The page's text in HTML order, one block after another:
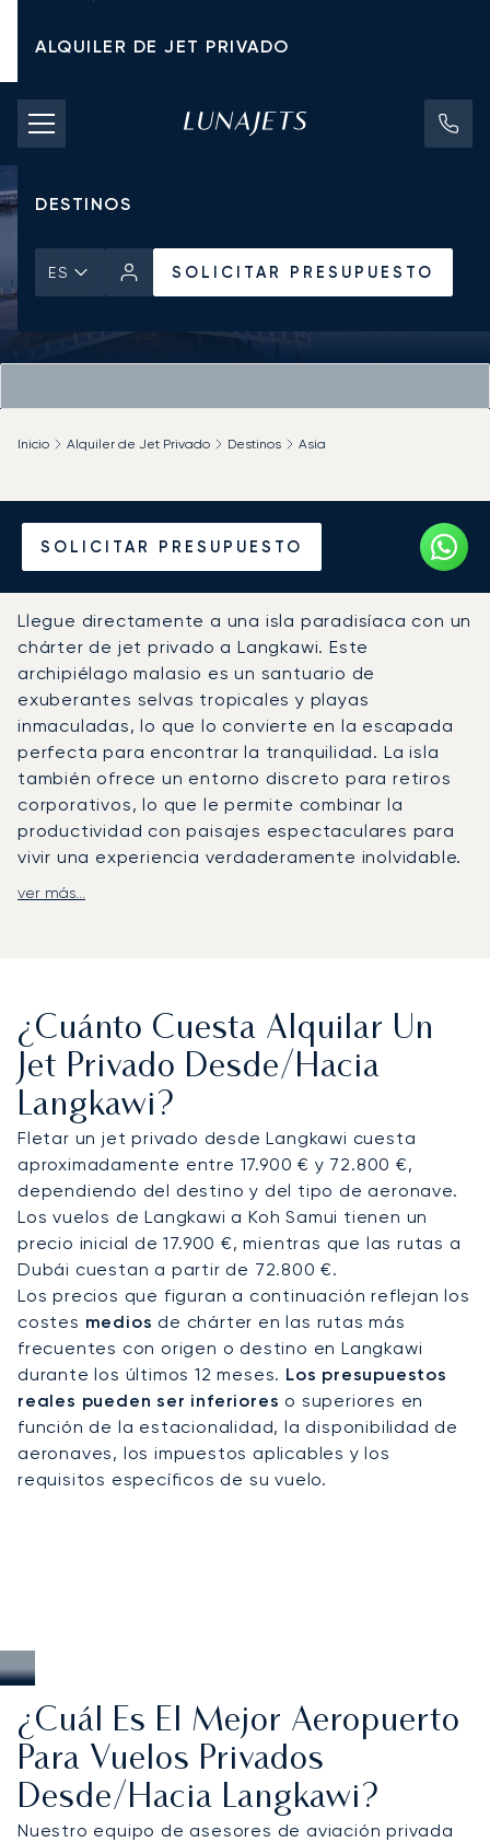
ALQUILER DE JET PRIVADO
TARIFAS DE CHÁRTER
JETS PRIVADOS
DESTINOS
ES SOLICITAR PRESUPUESTO
SOLICITAR PRESUPUESTO
Inicio Alquiler de Jet Privado Destinos Asia
Alquile un Jet Privado
desde o hacia Langkawi
Llegue directamente a una isla paradisíaca con un
chárter de jet privado a Langkawi. Este
archipiélago malasio es un santuario de
exuberantes selvas tropicales y playas
inmaculadas, lo que lo convierte en la escapada
perfecta para encontrar la tranquilidad. La isla
también ofrece un entorno discreto para retiros
corporativos, lo que le permite combinar la
productividad con paisajes espectaculares para
vivir una experiencia verdaderamente inolvidable.
Su viaje se diseña totalmente a su medida. Vuele
que el vuelo sea tan reconfortante como el
propio destino.
Nuestro compromiso de ofrecer un servicio
especializado 24/7 es fundamental. Esta
dedicación pionera a la supervisión personal le
brinda total tranquilidad, sabiendo que su vuelo a
Langkawi se gestiona con la máxima integridad
para garantizar un viaje impecable y seguro.
ver más...
¿Cuánto Cuesta Alquilar Un
Jet Privado Desde/hacia
Langkawi?
Fletar un jet privado desde Langkawi cuesta
aproximadamente entre 17.900 € y 72.800 €,
dependiendo del destino y del tipo de aeronave.
Los vuelos de Langkawi a Koh Samui tienen un
precio inicial de 17.900 €, mientras que las rutas a
Dubái cuestan a partir de 72.800 €.
Los precios que figuran a continuación reflejan los
costes medios de chárter en las rutas más
frecuentes con origen o destino en Langkawi
durante los últimos 12 meses. Los presupuestos
reales pueden ser inferiores o superiores en
función de la estacionalidad, la disponibilidad de
aeronaves, los impuestos aplicables y los
requisitos específicos de su vuelo.
¿Cuál Es El Mejor Aeropuerto
Para Vuelos Privados
Desde/hacia Langkawi?
Nuestro equipo de asesores de aviación privada